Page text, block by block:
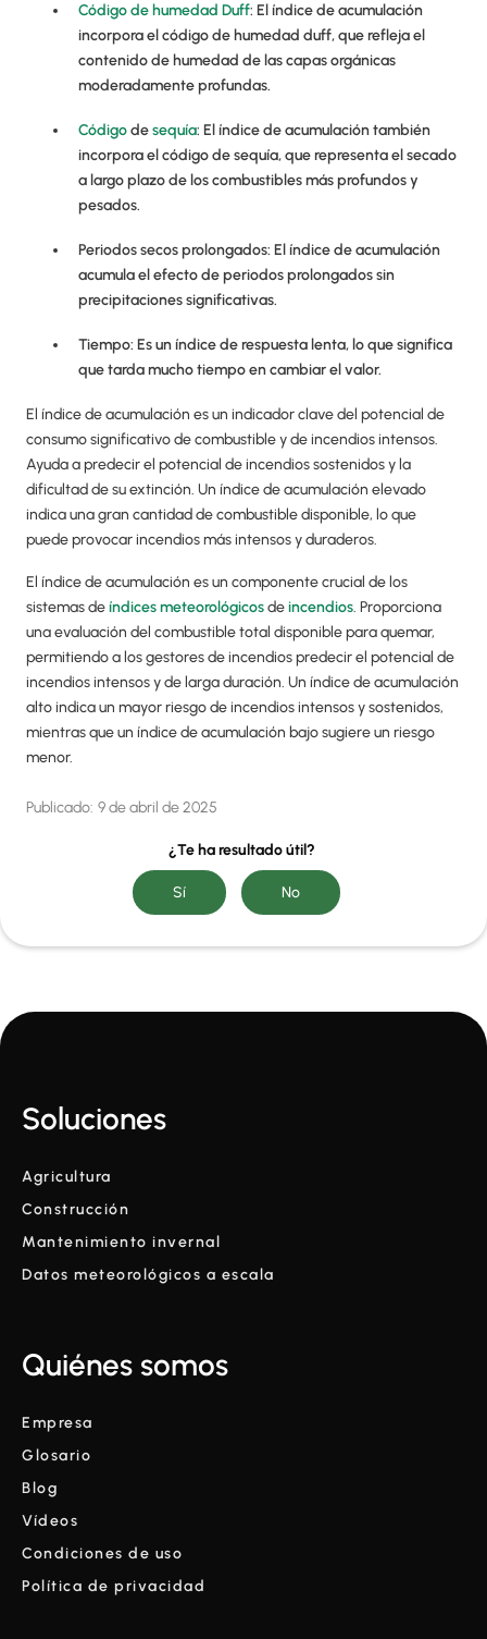
Código de humedad Duff: El índice de acumulación
incorpora el código de humedad duff, que refleja el
contenido de humedad de las capas orgánicas
moderadamente profundas.
Códigodesequía: El índice de acumulación también
incorpora el código de sequía, que representa el secado
a largo plazo de los combustibles más profundos y
pesados.
Periodos secos prolongados: El índice de acumulación
acumula el efecto de periodos prolongados sin
precipitaciones significativas.
Tiempo: Es un índice de respuesta lenta, lo que significa
que tarda mucho tiempo en cambiar el valor.
El índice de acumulación es un indicador clave del potencial de
consumo significativo de combustible y de incendios intensos.
Ayuda a predecir el potencial de incendios sostenidos y la
dificultad de su extinción. Un índice de acumulación elevado
indica una gran cantidad de combustible disponible, lo que
puede provocar incendios más intensos y duraderos.
El índice de acumulación es un componente crucial de los
sistemas deíndices meteorológicosdeincendios. Proporciona
una evaluación del combustible total disponible para quemar,
permitiendo a los gestores de incendios predecir el potencial de
incendios intensos y de larga duración. Un índice de acumulación
alto indica un mayor riesgo de incendios intensos y sostenidos,
mientras que un índice de acumulación bajo sugiere un riesgo
menor.
Publicado: 9 de abril de 2025
¿Te ha resultado útil?
Soluciones
Agricultura
Construcción
Mantenimiento invernal
Datos meteorológicos a escala
Quiénes somos
Empresa
Glosario
Blog
Vídeos
Condiciones de uso
Política de privacidad